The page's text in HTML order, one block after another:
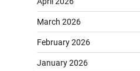
March 2026
February 2026
January 2026